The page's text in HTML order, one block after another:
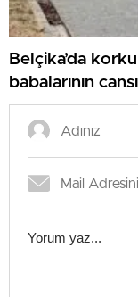
Belçika’da
babalarının